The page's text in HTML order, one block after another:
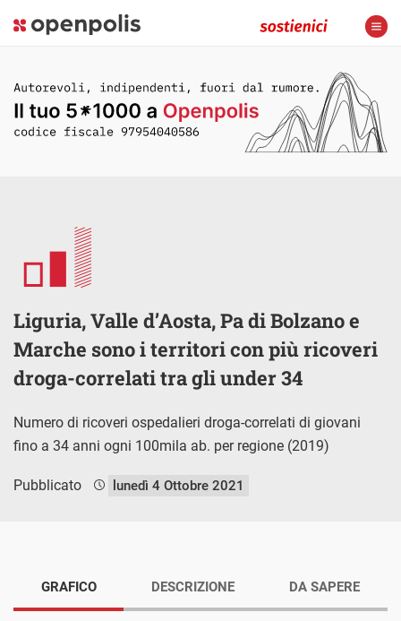
Liguria, Valle d’Aosta, Pa di Bolzano e
Marche sono i territori con più ricoveri
droga-correlati tra gli under 34
Numero di ricoveri ospedalieri droga-correlati di giovani
fino a 34 anni ogni 100mila ab. per regione (2019)
Pubblicato lunedì 4 Ottobre 2021
GRAFICO DESCRIZIONE DA SAPERE